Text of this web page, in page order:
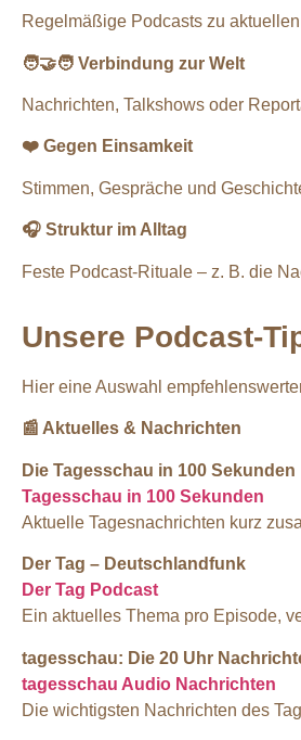
Regelmäßige Podcasts zu
🧑‍🤝‍🧑 Verbindung zur Welt
Nachrichten, Talkshows oder
❤️ Gegen Einsamkeit
Stimmen, Gespräche und
🎧 Struktur im Alltag
Feste Podcast-Rituale – z. B. die
Unsere Podcast-
Hier eine Auswahl
📰 Aktuelles & Nachrichten
Die Tagesschau in 100 Sekunden
Tagesschau in 100 Sekunden
Aktuelle Tagesnachrichten kurz
Der Tag – Deutschlandfunk
Der Tag Podcast
Ein aktuelles Thema pro Episode,
tagesschau: Die 20 Uhr
tagesschau Audio Nachrichten
Die wichtigsten Nachrichten des